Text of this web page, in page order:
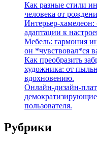
Как разные стили
человека от
Интерьер-хамелеон:
адаптации к
Мебель: гармония
он *чувствовал*ся
Как преобразить
художника: от
вдохновению.
Онлайн-дизайн-
пользователя.
Рубрики